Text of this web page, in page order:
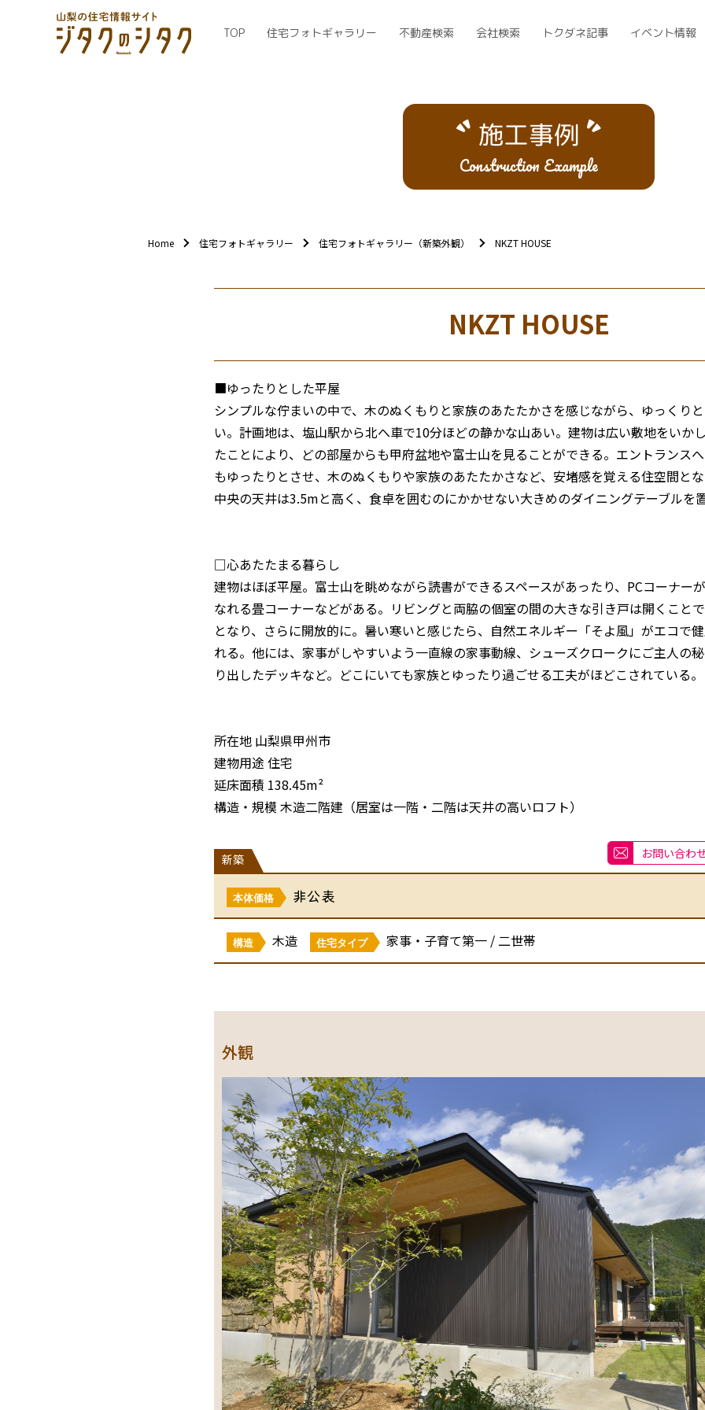
TOP 住宅フォトギャラリー 不動産検索 会社検索 トクダネ記事 イベント情報
施工事例
Construction Example
Home 住宅フォトギャラリー 住宅フォトギャラリー（新築外観） NKZT HOUSE
NKZT HOUSE
■ゆったりとした平屋
シンプルな佇まいの中で、木のぬくもりと家族のあたたかさを感じながら、ゆっくり
い。計画地は、塩山駅から北へ車で10分ほどの静かな山あい。建物は広い敷地をいか
たことにより、どの部屋からも甲府盆地や富士山を見ることができる。エントランス
もゆったりとさせ、木のぬくもりや家族のあたたかさなど、安堵感を覚える住空間と
中央の天井は3.5mと高く、食卓を囲むのにかかせない大きめのダイニングテーブルを
□心あたたまる暮らし
建物はほぼ平屋。富士山を眺めながら読書ができるスペースがあったり、PCコーナー
なれる畳コーナーなどがある。リビングと両脇の個室の間の大きな引き戸は開くこと
となり、さらに開放的に。暑い寒いと感じたら、自然エネルギー「そよ風」がエコで
れる。他には、家事がしやすいよう一直線の家事動線、シューズクロークにご主人の
り出したデッキなど。どこにいても家族とゆったり過ごせる工夫がほどこされている。
所在地 山梨県甲州市
建物用途 住宅
延床面積 138.45m²
構造・規模 木造二階建（居室は一階・二階は天井の高いロフト）
新築 お問い合わ
本体価格 非公表
構造 木造 住宅タイプ 家事・子育て第一 / 二世帯
外観